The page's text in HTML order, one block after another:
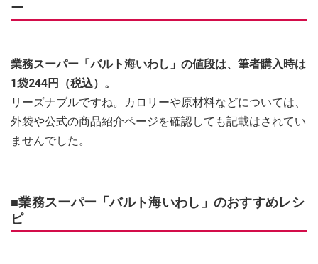
ー
業務スーパー「バルト海いわし」の値段は、筆者購入時は
1袋244円（税込）。
リーズナブルですね。カロリーや原材料などについては、
外袋や公式の商品紹介ページを確認しても記載はされてい
ませんでした。
■業務スーパー「バルト海いわし」のおすすめレシ
ピ